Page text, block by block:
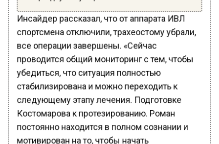
Инсайдер рассказал, что от аппарата ИВЛ
спортсмена отключили, трахеостому убрали,
все операции завершены. «Сейчас
проводится общий мониторинг с тем, чтобы
убедиться, что ситуация полностью
стабилизирована и можно переходить к
следующему этапу лечения. Подготовке
Костомарова к протезированию. Роман
постоянно находится в полном сознании и
мотивирован на то, чтобы начать